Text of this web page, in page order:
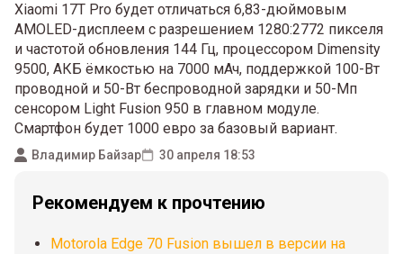
Xiaomi 17T Pro будет отличаться 6,83-дюймовым
AMOLED-дисплеем с разрешением 1280:2772 пикселя
и частотой обновления 144 Гц, процессором Dimensity
9500, АКБ ёмкостью на 7000 мАч, поддержкой 100-Вт
проводной и 50-Вт беспроводной зарядки и 50-Мп
сенсором Light Fusion 950 в главном модуле.
Смартфон будет 1000 евро за базовый вариант.
Владимир Байзар 30 апреля 18:53
Рекомендуем к прочтению
Motorola Edge 70 Fusion вышел в версии на